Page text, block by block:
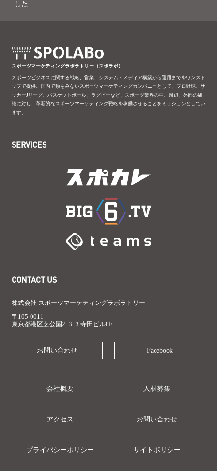
した
スポーツマーケティングラボラトリー（スポラボ）
スポーツビジネスに関する戦略、営業、システム・メディア構築から運用までをワンスト
ップで提供。国内で類をみないスポーツマーケティングカンパニーとして、プロ野球、サ
ッカーJリーグ、バスケットボール、ラグビーなど、スポーツ業界の中、周辺、外部の組
織に対し、革新的なスポーツマーケティング戦略を稼働させることをミッションとしてい
ます。
SERVICES
CONTACT US
株式会社 スポーツマーケティングラボラトリー
〒105-0011
東京都港区芝公園2ｰ3ｰ3 寺田ビル8F
お問い合わせ Facebook
会社概要 人材募集
アクセス お問い合わせ
プライバシーポリシー サイトポリシー